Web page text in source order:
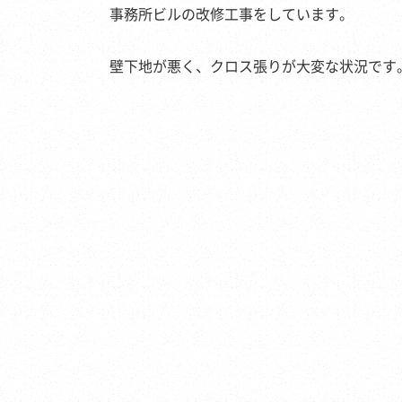
事務所ビルの改修工事をしています。
壁下地が悪く、クロス張りが大変な状況です